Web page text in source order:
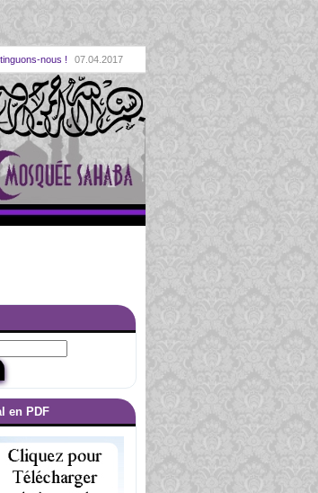
nous ! 07.04.2017
& la raison 10.02.2017 |
Rasoul Allah 27.01.2017 |
nos valeurs 27.01.2017
aimés d’Allah 11.11.2016 |
du Coran 03.10.2014 |
(al ikhlas) 04.10.2013 |
la société
les oeuvres
& Ibn al Jawzi
le Coran 01.11.2010 |
[Al Khawarij] 01.06.2010 |
et compassion 01.01.2009
Mariam] (1/3) 01.04.2008
en PDF